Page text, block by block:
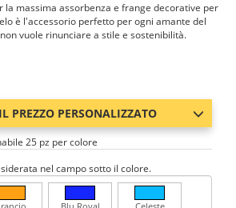
la massima assorbenza e frange decorative per
è l'accessorio perfetto per ogni amante del
vuole rinunciare a stile e sostenibilità.
PREZZO PERSONALIZZATO
25 pz per colore
nel campo sotto il colore.